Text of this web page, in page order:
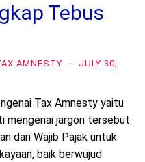
Tebus
AMNESTY ·
JULY 30,
Tax Amnesty yaitu
mengenai jargon tersebut:
dari Wajib Pajak untuk
baik berwujud